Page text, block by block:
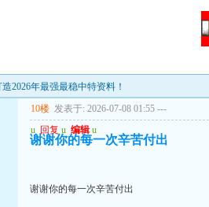
2026年最强最稳中特资料！
10楼 发表于: 2026-07-08 01:55 ---
u 回复 u 编辑 u
谢谢你的每一次辛苦付出
谢谢你的每一次辛苦付出